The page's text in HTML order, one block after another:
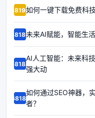
68190如何一键下载免费科
68189未来AI赋能，智能生
68188
AI人工智能：未来科
强大动
68187
如何通过SEO神器，
者？